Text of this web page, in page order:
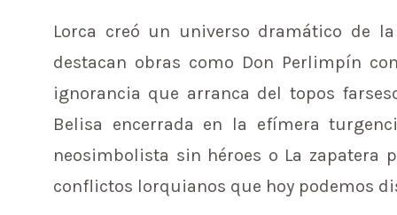
Lorca creó un universo dramático de
destacan obras como Don Perlimpín
ignorancia que arranca del topos
Belisa encerrada en la efímera
neosimbolista sin héroes o La zapatera
conflictos lorquianos que hoy podemos